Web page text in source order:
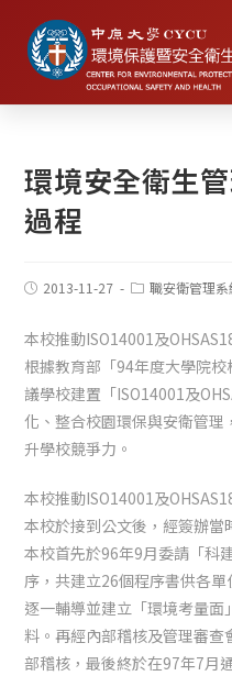
環境安全衛生
過程
2013-11-27 職安衛管理系
本校推動ISO14001及
根據教育部「94年度大學院
議學校建置「ISO14001及
化、整合校園環保與安衛管
升學校競爭力。
本校推動ISO14001及
本校於接到公文後，經簽辦當
本校首先於96年9月委請「科
序，共建立26個程序書供各單
逐一輔導並建立「環境考量
料。再經內部稽核及管理審查
部稽核，最後終於在97年7月